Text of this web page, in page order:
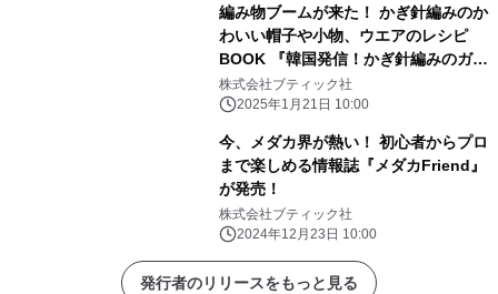
編み物ブームが来た！ かぎ針編みのか
わいい帽子や小物、ウエアのレシピ
BOOK 『韓国発信！かぎ針編みのガー
ルズニットこもの』が 1月21日に発
売！
株式会社ブティック社
2025年1月21日 10:00
今、メダカ界が熱い！ 初心者からプロ
まで楽しめる情報誌『メダカFriend』
が発売！
株式会社ブティック社
2024年12月23日 10:00
発行者のリリースをもっと見る